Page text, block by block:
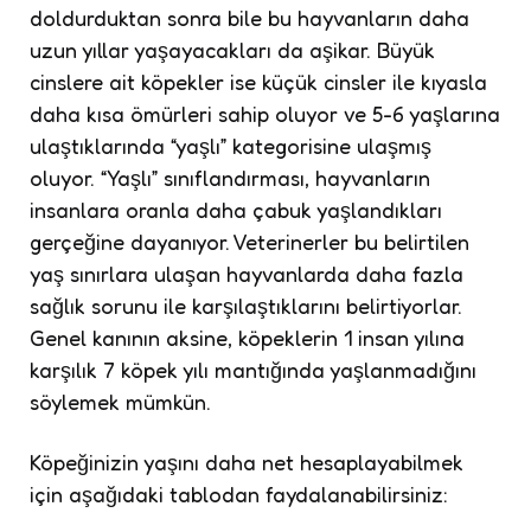
doldurduktan sonra bile bu hayvanların daha
uzun yıllar yaşayacakları da aşikar. Büyük
cinslere ait köpekler ise küçük cinsler ile kıyasla
daha kısa ömürleri sahip oluyor ve 5-6 yaşlarına
ulaştıklarında “yaşlı” kategorisine ulaşmış
oluyor. “Yaşlı” sınıflandırması, hayvanların
insanlara oranla daha çabuk yaşlandıkları
gerçeğine dayanıyor. Veterinerler bu belirtilen
yaş sınırlara ulaşan hayvanlarda daha fazla
sağlık sorunu ile karşılaştıklarını belirtiyorlar.
Genel kanının aksine, köpeklerin 1 insan yılına
karşılık 7 köpek yılı mantığında yaşlanmadığını
söylemek mümkün.
Köpeğinizin yaşını daha net hesaplayabilmek
için aşağıdaki tablodan faydalanabilirsiniz: